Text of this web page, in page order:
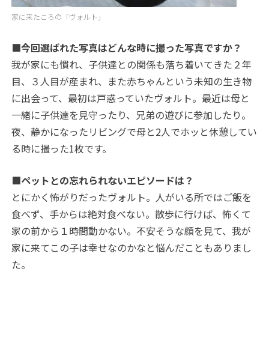
家に来たころの「ヴォルト」
■今回選ばれた写真はどんな時に撮った写真ですか？
我が家にも慣れ、子供達との関係も落ち着いてきた２年
目、３人目が産まれ、また赤ちゃんという未知の生き物
に出会って、最初は戸惑っていたヴォルト。最近は母と
一緒に子供達を見守ったり、兄弟の遊びに参加したり。
夜、静かになったリビングで母と2人でホッと休憩してい
る時に撮った1枚です。
■ペットとの忘れられないエピソードは？
とにかく怖がりだったヴォルト。人がいる所ではご飯を
食べず、手からは絶対食べない。散歩に行けば、怖くて
家の前から１時間動かない。不安そうな顔を見て、我が
家に来てこの子は幸せなのかなと悩んだこともありまし
た。